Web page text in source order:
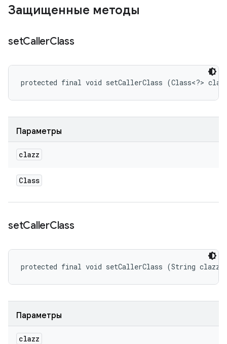
Защищенные методы
setCallerClass
protected final void setCallerClass (Class<?>
Параметры
clazz
Class
setCallerClass
protected final void setCallerClass (String clazz)
Параметры
clazz